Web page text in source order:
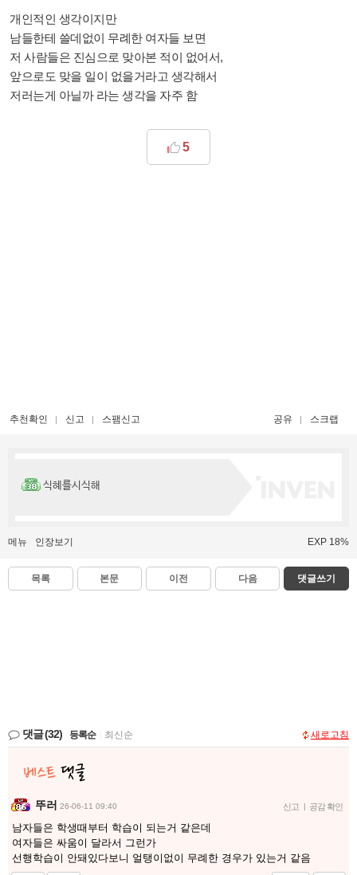
개인적인 생각이지만
남들한테 쓸데없이 무례한 여자들 보면
저 사람들은 진심으로 맞아본 적이 없어서,
앞으로도 맞을 일이 없을거라고 생각해서
저러는게 아닐까 라는 생각을 자주 함​
5
추천확인 신고 스팸신고 공유 스크랩
식혜를시식해
메뉴 인장보기 EXP 18%
목록 본문 이전 다음 댓글쓰기
댓글(32) 등록순 최신순 새로고침
뚜러 26-06-11 09:40 신고 | 공감 확인
남자들은 학생때부터 학습이 되는거 같은데
여자들은 싸움이 달라서 그런가
선행학습이 안돼있다보니 얼탱이없이 무례한 경우가 있는거 같음